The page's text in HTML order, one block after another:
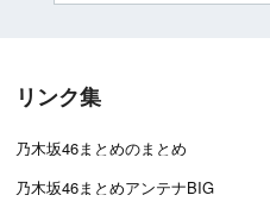
リンク集
乃木坂46まとめのまとめ
乃木坂46まとめアンテナBIG